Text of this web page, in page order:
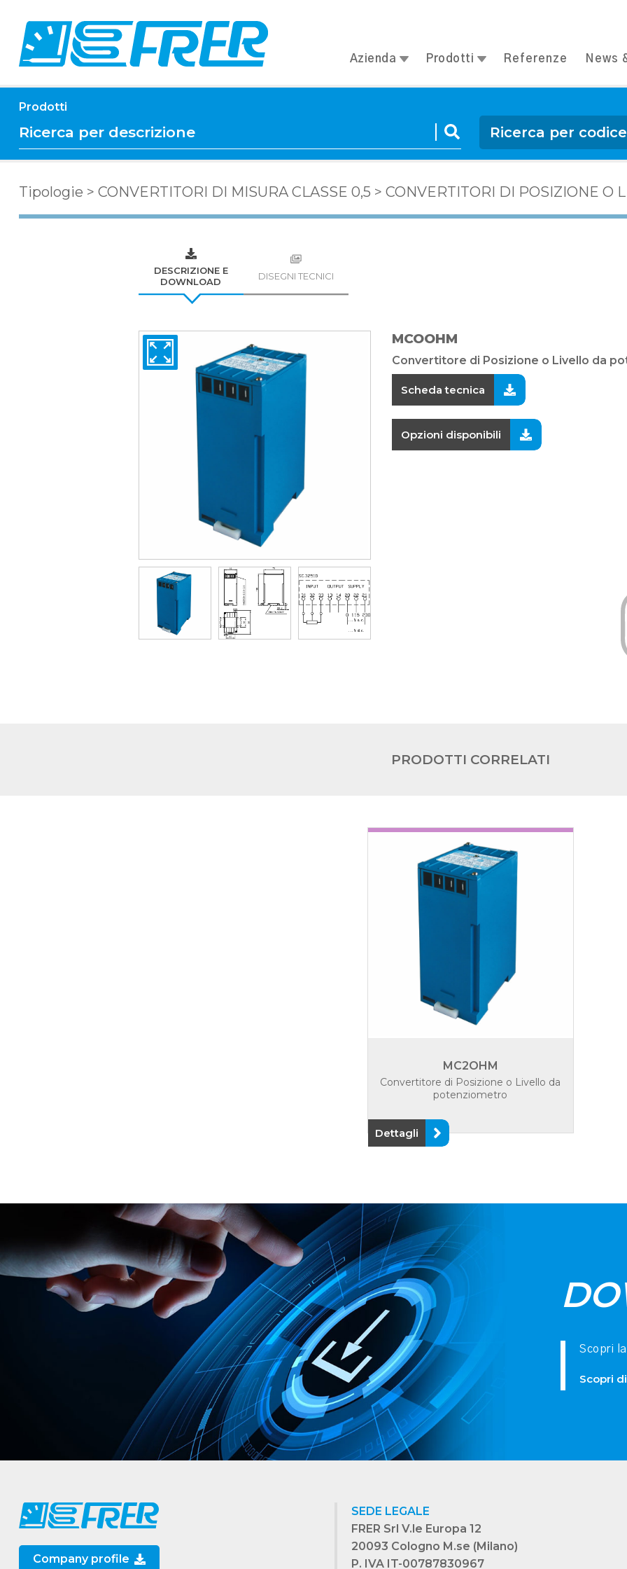
Azienda Prodotti Referenze News
Prodotti
Ricerca per codice
Tipologie > CONVERTITORI DI MISURA CLASSE 0,5 > CONVERTITORI DI POSIZIONE O
DESCRIZIONE E
DOWNLOAD
DISEGNI TECNICI
MCOOHM
Convertitore di Posizione o Livello da
Scheda tecnica
Opzioni disponibili
PRODOTTI CORRELATI
MC2OHM
Convertitore di Posizione o Livello da
potenziometro
Dettagli
Scopri
Scopri
Company profile
SEDE LEGALE
FRER Srl V.le Europa 12
20093 Cologno M.se (Milano)
P. IVA IT-00787830967